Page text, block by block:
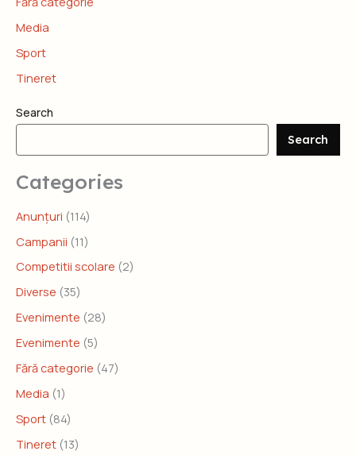
Media
Sport
Tineret
Search
Search
Categories
Anunțuri (114)
Campanii (11)
Competitii scolare (2)
Diverse (35)
Evenimente (28)
Evenimente (5)
Fără categorie (47)
Media (1)
Sport (84)
Tineret (13)